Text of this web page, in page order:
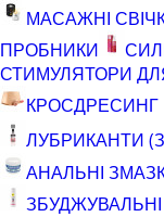
МАСАЖНІ
ПРОБНИКИ
СТИМУЛЯТОРИ
КРОСДРЕСИНГ
ЛУБРИКАНТИ
АНАЛЬНІ